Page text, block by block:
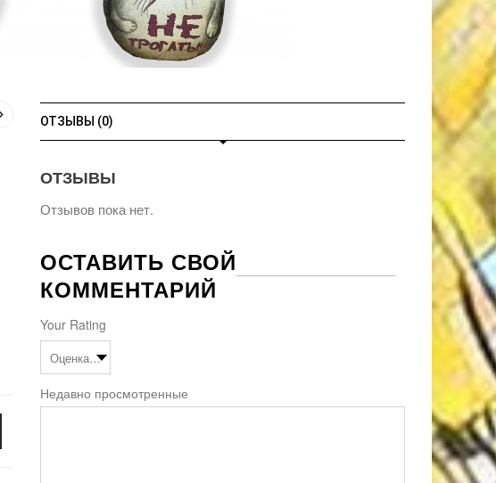
ОТЗЫВЫ (0)
ОТЗЫВЫ
Отзывов пока нет.
ОСТАВИТЬ СВОЙ
КОММЕНТАРИЙ
Your Rating
Недавно просмотренные